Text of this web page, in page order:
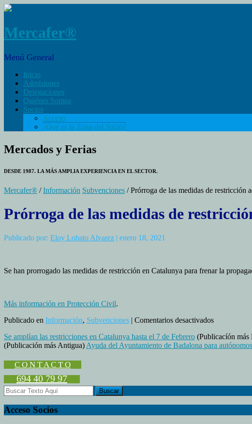
Mercafer®
Menú General
Inicio
Admisiones
Delegaciones
Quiénes Somos
Socios
Acceso
¿Qué es la Zona del Socio?
Mercados y Ferias
DESDE 1987. LA MÁS AMPLIA EXPERIENCIA EN EL SECTOR.
Mercafer® /Información Subvenciones / Prórroga de las medidas de restricción
Prórroga de las medidas de
Publicado por: Eloy Lobato Alvarez | enero 18, 2021
Se han prorrogado las medidas de restricción en Catalunya para frenar la
Más información en Protección Civil.
Publicado en Información, Subvenciones | Comentarios desactivadosen
de
las
frenar
la
pandemia
Se amplían las restricciones en Catalunya hasta el 7 de Febrero (Publicacíón más
(Publicación más Antigua) Ayuda del Ayuntamiento de Badalona para autónomos
C O N T A C T O
694 40 79 97
Acceso Socios